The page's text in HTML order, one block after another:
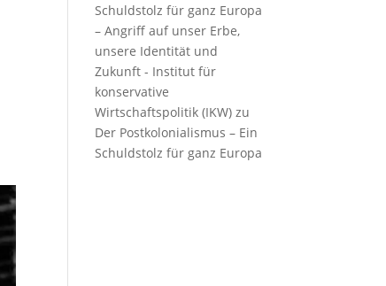
Schuldstolz für ganz Europa
– Angriff auf unser Erbe,
unsere Identität und
Zukunft - Institut für
konservative
Wirtschaftspolitik (IKW) zu
Der Postkolonialismus – Ein
Schuldstolz für ganz Europa